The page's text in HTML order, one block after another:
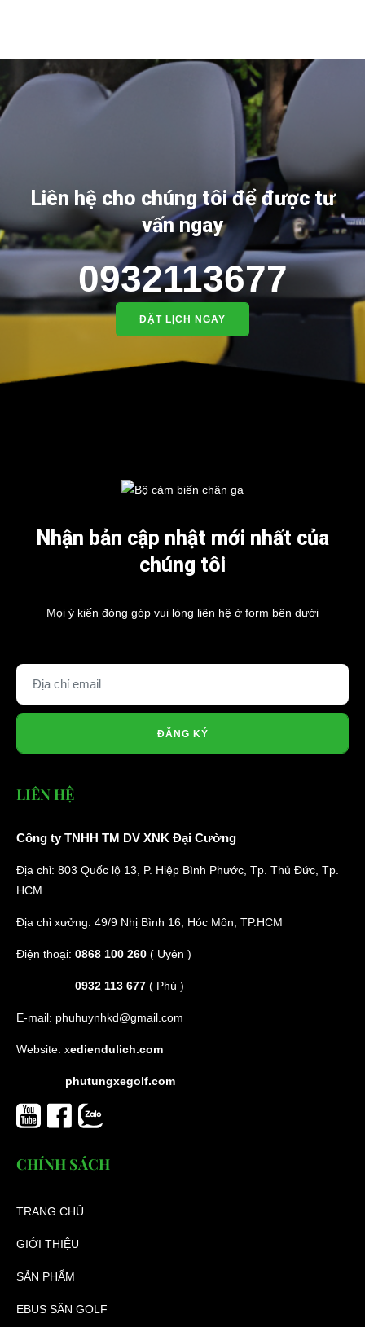
Liên hệ cho chúng tôi để được tư
vấn ngay
0932113677
ĐẶT LỊCH NGAY
Nhận bản cập nhật mới nhất của
chúng tôi
Mọi ý kiến đóng góp vui lòng liên hệ ở form bên dưới
ĐĂNG KÝ
LIÊN HỆ
Công ty TNHH TM DV XNK Đại Cường
Địa chỉ: 803 Quốc lộ 13, P. Hiệp Bình Phước, Tp. Thủ Đức, Tp.
HCM
Địa chỉ xưởng: 49/9 Nhị Bình 16, Hóc Môn, TP.HCM
Điện thoại: 0868 100 260 ( Uyên )
0932 113 677 ( Phú )
E-mail: phuhuynhkd@gmail.com
Website: xediendulich.com
phutungxegolf.com
CHÍNH SÁCH
TRANG CHỦ
GIỚI THIỆU
SẢN PHẨM
EBUS SÂN GOLF